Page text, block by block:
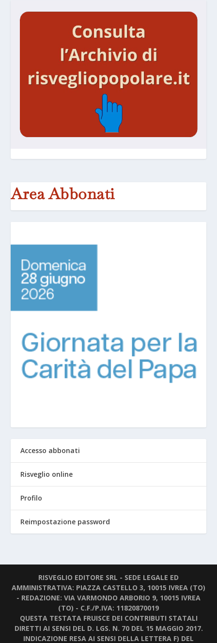
Area Abbonati
Accesso abbonati
Risveglio online
Profilo
Reimpostazione password
RISVEGLIO EDITORE SRL - SEDE LEGALE ED
AMMINISTRATIVA: PIAZZA CASTELLO 3, 10015 IVREA (TO)
- REDAZIONE: VIA VARMONDO ARBORIO 9, 10015 IVREA
(TO) - C.F./P.IVA: 11820870019
QUESTA TESTATA FRUISCE DEI CONTRIBUTI STATALI
DIRETTI AI SENSI DEL D. LGS. N. 70 DEL 15 MAGGIO 2017.
INDICAZIONE RESA AI SENSI DELLA LETTERA F) DEL